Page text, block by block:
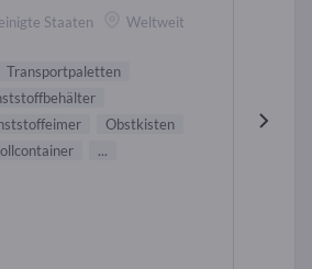
Staaten Weltweit
Transportpaletten
Obstkisten
...